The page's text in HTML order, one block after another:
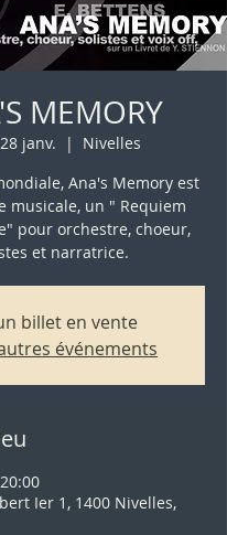
MEMORY
janv.
  |
Nivelles
Ana's Memory est
musicale, un " Requiem
pour orchestre, choeur,
et narratrice.
billet en vente
événements
Ier 1, 1400 Nivelles,